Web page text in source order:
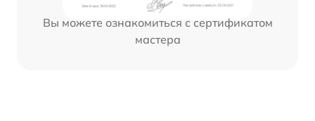
Вы можете ознакомиться с сертификатом
мастера